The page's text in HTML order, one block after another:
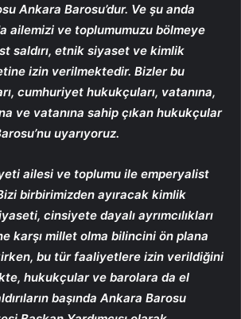
Ankara Barosu’dur. Ve şu anda
ailemizi ve toplumumuzu bölmeye
saldırı, etnik siyaset ve kimlik
izin verilmektedir. Bizler bu
cumhuriyet hukukçuları, vatanına,
ve vatanına sahip çıkan hukukçular
uyarıyoruz.
ailesi ve toplumu ile emperyalist
Bizi birbirimizden ayıracak kimlik
cinsiyete dayalı ayrımcılıkları
karşı millet olma bilincini ön plana
bu tür faaliyetlere izin verildiğini
hukukçular ve barolara da el
başında Ankara Barosu